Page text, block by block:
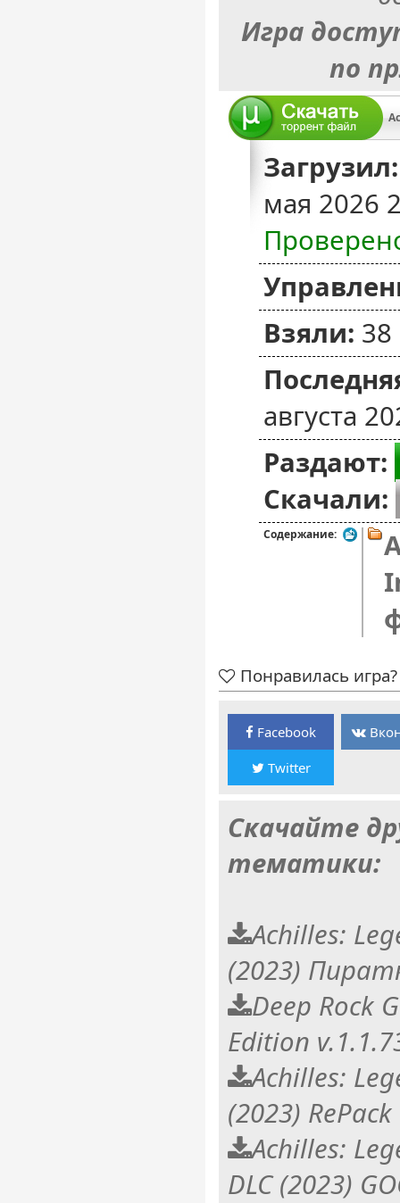
Игра
по
Загрузил:
мая 2026
Взяли:
августа
Раздают:
Скачали:
Содержание:
Понравилась
Facebook
Twitter
Скачайте
тематики:
Achilles:
(2023)
Deep Rock
Edition
Achilles:
(2023) RePack
Achilles:
DLC (2023)